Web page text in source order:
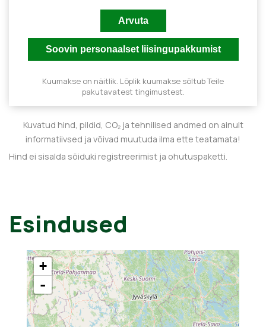
Kuumakse on näitlik. Lõplik kuumakse sõltub Teile
pakutavatest tingimustest.
Kuvatud hind, pildid, CO₂ ja tehnilised andmed on ainult
informatiivsed ja võivad muutuda ilma ette teatamata!
Hind ei sisalda sõiduki registreerimist ja ohutuspaketti.
Esindused
+
-